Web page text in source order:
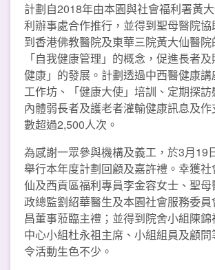
計劃自2018年由本園與社會福利署黃
利辦事處合作推行，並得到聖母醫院
到香港佛教醫院及東華三院黃大仙醫
「自我健康管理」的概念，促進長者
健康」的發展。計劃透過中西醫健康
工作坊、「健康大使」培訓、定期探
內體弱長者及護老者灌輸健康訊息及
數超過2,500人次。
為感謝一眾參與機構及義工，於3月19
舉行本年度計劃回顧及嘉許禮。幸獲
仙及西貢區福利專員李金容女士、聖
政總監劉紹華醫生及本園社會服務委
昌董事蒞臨主禮；並得到院舍小組陳
中心小組杜永祖主席、小組組員及顧問
令活動生色不少。